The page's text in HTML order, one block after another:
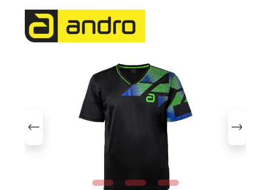
Bildergalerie überspringen